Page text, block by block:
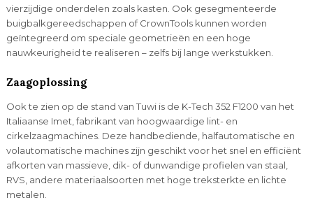
vierzijdige onderdelen zoals kasten. Ook gesegmenteerde
buigbalkgereedschappen of CrownTools kunnen worden
geïntegreerd om speciale geometrieën en een hoge
nauwkeurigheid te realiseren – zelfs bij lange werkstukken.
Zaagoplossing
Ook te zien op de stand van Tuwi is de K-Tech 352 F1200 van het
Italiaanse Imet, fabrikant van hoogwaardige lint- en
cirkelzaagmachines. Deze handbediende, halfautomatische en
volautomatische machines zijn geschikt voor het snel en efficiënt
afkorten van massieve, dik- of dunwandige profielen van staal,
RVS, andere materiaalsoorten met hoge treksterkte en lichte
metalen.